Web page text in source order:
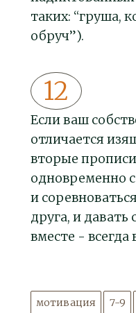
таких: “груша,
обруч”).
Если ваш
отличается
вторые
одновременно
и
друга, и давать
вместе - всегда
мотивация 7-9